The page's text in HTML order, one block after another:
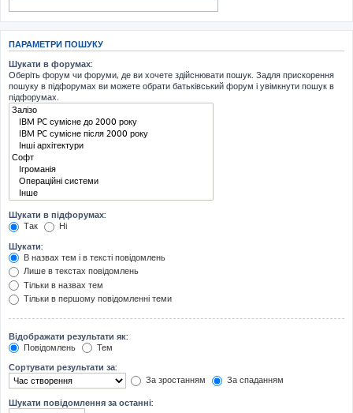
ПАРАМЕТРИ ПОШУКУ
Шукати в форумах:
Оберіть форум чи форуми, де ви хочете здійснювати пошук. Задля прискорення
пошуку в підфорумах ви можете обрати батьківський форум і увімкнути пошук в
підфорумах.
Шукати в підфорумах:
Так
Ні
Шукати:
В назвах тем і в тексті повідомлень
Лише в текстах повідомлень
Тільки в назвах тем
Тільки в першому повідомленні теми
Відображати результати як:
Повідомлень
Тем
Сортувати результати за:
За зростанням
За спаданням
Шукати повідомлення за останні: